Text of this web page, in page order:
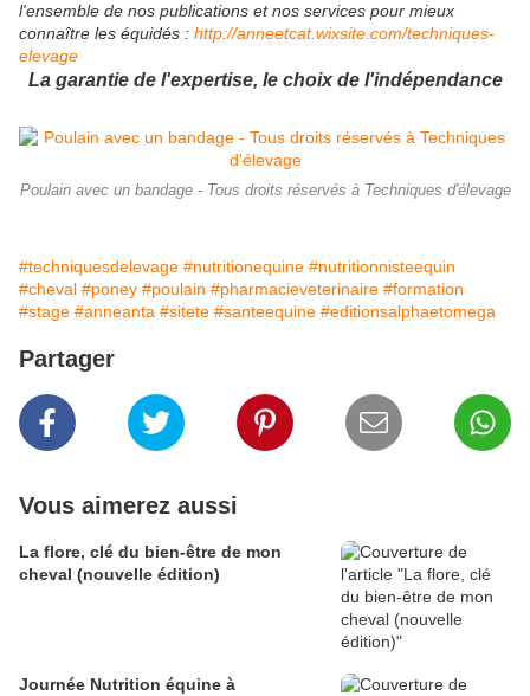
l'ensemble de nos publications et nos services pour mieux
connaître les équidés : http://anneetcat.wixsite.com/techniques-
elevage
La garantie de l'expertise, le choix de l'indépendance
Poulain avec un bandage - Tous droits réservés à Techniques d'élevage
#techniquesdelevage #nutritionequine #nutritionnisteequin
#cheval #poney #poulain #pharmacieveterinaire #formation
#stage #anneanta #sitete #santeequine #editionsalphaetomega
Partager
Vous aimerez aussi
La flore, clé du bien-être de mon
cheval (nouvelle édition)
Journée Nutrition équine à